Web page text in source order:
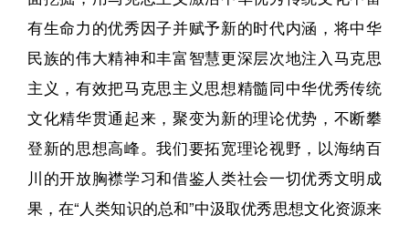
有生命力的优秀因子并赋予新的时代内涵，将中华
民族的伟大精神和丰富智慧更深层次地注入马克思
主义，有效把马克思主义思想精髓同中华优秀传统
文化精华贯通起来，聚变为新的理论优势，不断攀
登新的思想高峰。我们要拓宽理论视野，以海纳百
川的开放胸襟学习和借鉴人类社会一切优秀文明成
果，在“人类知识的总和”中汲取优秀思想文化资源来